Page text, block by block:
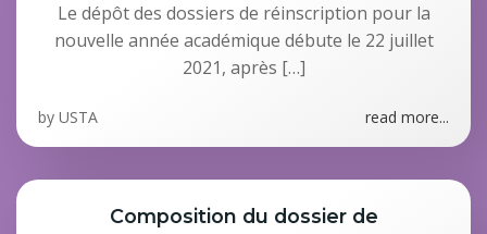
Le dépôt des dossiers de réinscription pour la
nouvelle année académique débute le 22 juillet
2021, après […]
by USTA read more...
Composition du dossier de